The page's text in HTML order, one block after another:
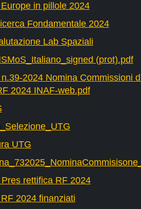
in pillole 2024
Fondamentale 2024
Lab Spaziali
(prot).pdf
2024 Nomina Commissioni
2024 INAF-web.pdf
UTG
rettifica RF 2024
2024 finanziati